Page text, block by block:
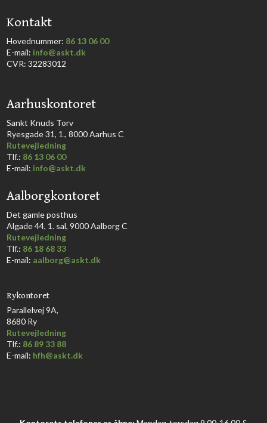
​Kontakt
Hovednummer: 86 13 06 00
​E-mail: info@askt.dk
CVR: 32283012
​Aarhuskontoret
​Sankt Knuds Torv
Ryesgade 31, 1., 8000 Aarhus C​​​
Rutevejledning
​Tlf.: 86 13 06 00
E-mail: info@askt.dk
Aalborgkontoret
​Det gamle posthus
Algade 44, 1. sal, 9000 Aalborg C​
Rutevejledning
Tlf.: 86 18 68 33​
E-mail: aalborg@askt.dk​
Rykontoret
Parallelvej 9A,
8680 Ry
Rutevejledning
Tlf.: 86 89 33 88
E-mail: hfh@askt.dk